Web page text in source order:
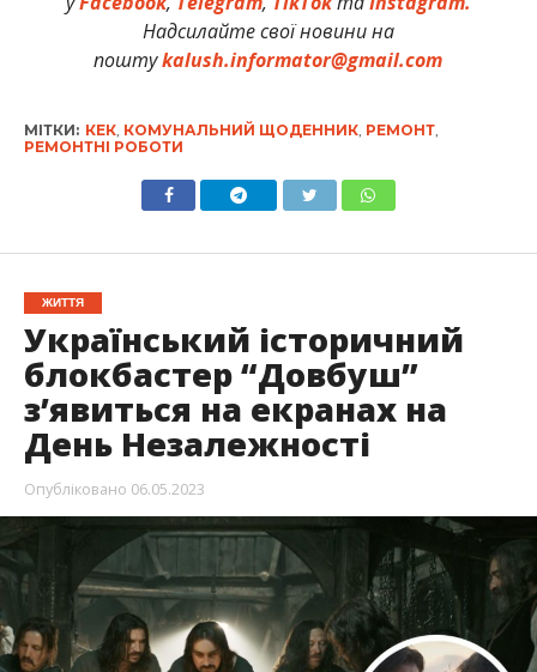
Надсилайте свої новини на
поштуkalush.informator@gmail.com
МІТКИ: КЕК, КОМУНАЛЬНИЙ ЩОДЕННИК, РЕМОНТ,
РЕМОНТНІ РОБОТИ
ЖИТТЯ
Український історичний
блокбастер “Довбуш”
з’явиться на екранах на
День Незалежності
Опубліковано 06.05.2023